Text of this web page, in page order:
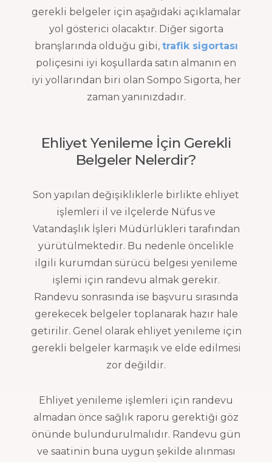
gerekli belgeler için aşağıdaki açıklamalar
yol gösterici olacaktır. Diğer sigorta
branşlarında olduğu gibi, trafik sigortası
poliçesini iyi koşullarda satın almanın en
iyi yollarından biri olan Sompo Sigorta, her
zaman yanınızdadır.
Ehliyet Yenileme İçin Gerekli
Belgeler Nelerdir?
Son yapılan değişikliklerle birlikte ehliyet
işlemleri il ve ilçelerde Nüfus ve
Vatandaşlık İşleri Müdürlükleri tarafından
yürütülmektedir. Bu nedenle öncelikle
ilgili kurumdan sürücü belgesi yenileme
işlemi için randevu almak gerekir.
Randevu sonrasında ise başvuru sırasında
gerekecek belgeler toplanarak hazır hale
getirilir. Genel olarak ehliyet yenileme için
gerekli belgeler karmaşık ve elde edilmesi
zor değildir.
Ehliyet yenileme işlemleri için randevu
almadan önce sağlık raporu gerektiği göz
önünde bulundurulmalıdır. Randevu gün
ve saatinin buna uygun şekilde alınması